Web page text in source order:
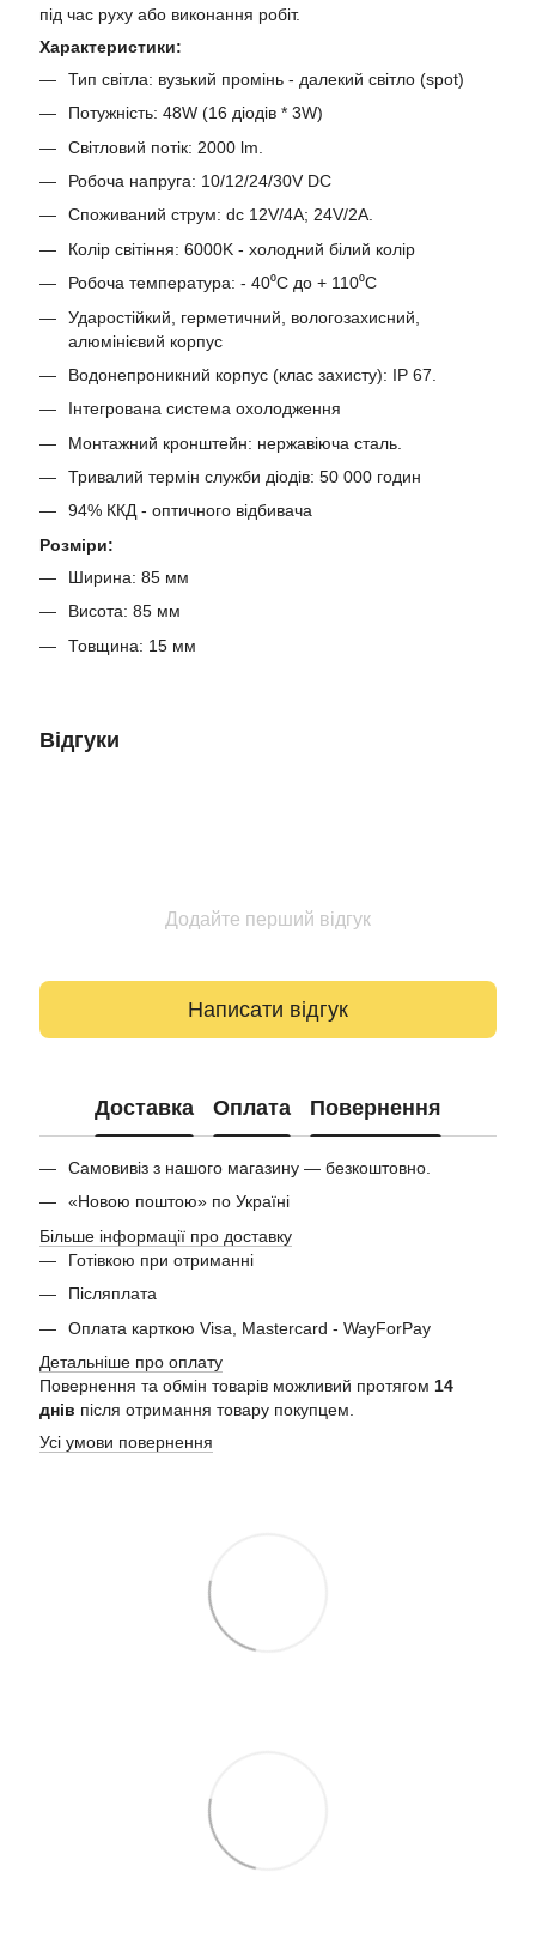
під час руху або виконання робіт.
Характеристики:
Тип світла: вузький промінь - далекий світло (spot)
Потужність: 48W (16 діодів * 3W)
Світловий потік: 2000 lm.
Робоча напруга: 10/12/24/30V DC
Споживаний струм: dc 12V/4A; 24V/2A.
Колір світіння: 6000K - холодний білий колір
Робоча температура: - 40⁰С до + 110⁰С
Ударостійкий, герметичний, вологозахисний,
алюмінієвий корпус
Водонепроникний корпус (клас захисту): IP 67.
Інтегрована система охолодження
Монтажний кронштейн: нержавіюча сталь.
Тривалий термін служби діодів: 50 000 годин
94% ККД - оптичного відбивача
Розміри:
Ширина: 85 мм
Висота: 85 мм
Товщина: 15 мм
Відгуки
Додайте перший відгук
Написати відгук
Доставка Оплата Повернення
Самовивіз з нашого магазину — безкоштовно.
«Новою поштою» по Україні
Більше інформації про доставку
Готівкою при отриманні
Післяплата
Оплата карткою Visa, Mastercard - WayForPay
Детальніше про оплату
Повернення та обмін товарів можливий протягом 14
днів після отримання товару покупцем.
Усі умови повернення